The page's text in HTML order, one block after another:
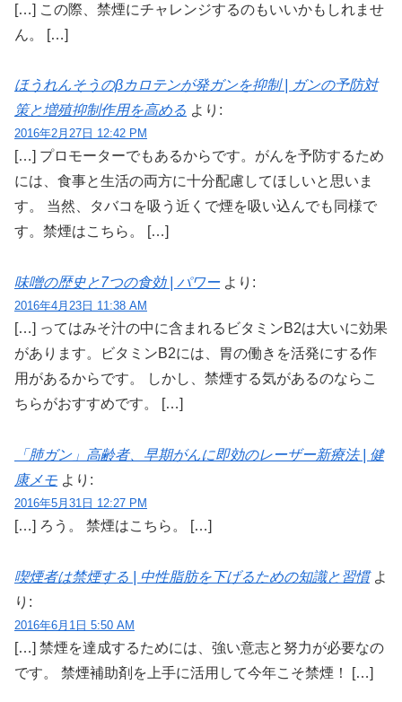
[…] この際、禁煙にチャレンジするのもいいかもしれませ
ん。 […]
ほうれんそうのβカロテンが発ガンを抑制 | ガンの予防対
策と増殖抑制作用を高める より:
2016年2月27日 12:42 PM
[…] プロモーターでもあるからです。がんを予防するため
には、食事と生活の両方に十分配慮してほしいと思いま
す。 当然、タバコを吸う近くで煙を吸い込んでも同様で
す。禁煙はこちら。 […]
味噌の歴史と7つの食効 | パワー より:
2016年4月23日 11:38 AM
[…] ってはみそ汁の中に含まれるビタミンB2は大いに効果
があります。ビタミンB2には、胃の働きを活発にする作
用があるからです。 しかし、禁煙する気があるのならこ
ちらがおすすめです。 […]
「肺ガン」高齢者、早期がんに即効のレーザー新療法 | 健
康メモ より:
2016年5月31日 12:27 PM
[…] ろう。 禁煙はこちら。 […]
喫煙者は禁煙する | 中性脂肪を下げるための知識と習慣 よ
り:
2016年6月1日 5:50 AM
[…] 禁煙を達成するためには、強い意志と努力が必要なの
です。 禁煙補助剤を上手に活用して今年こそ禁煙！ […]